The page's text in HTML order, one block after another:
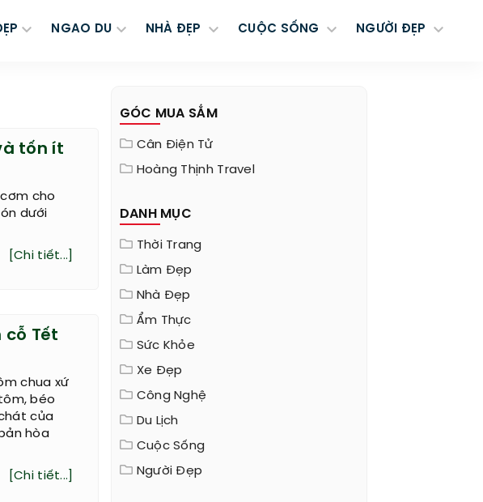
NGAO DU NHÀ ĐẸP CUỘC SỐNG NGƯỜI ĐẸP
tốn ít
cho
dưới
[Chi tiết...]
cỗ Tết
chua xứ
béo
của
hòa
[Chi tiết...]
GÓC MUA SẮM
Cân Điện Tử
Hoàng Thịnh Travel
DANH MỤC
Thời Trang
Làm Đẹp
Nhà Đẹp
Ẩm Thực
Sức Khỏe
Xe Đẹp
Công Nghệ
Du Lịch
Cuộc Sống
Người Đẹp